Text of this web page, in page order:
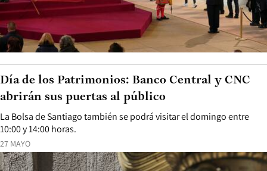
27 MAYO
La Bolsa de Santiago también se podrá visitar el domingo entre
10:00 y 14:00 horas.
Día de los Patrimonios: Banco Central y CNC
abrirán sus puertas al público